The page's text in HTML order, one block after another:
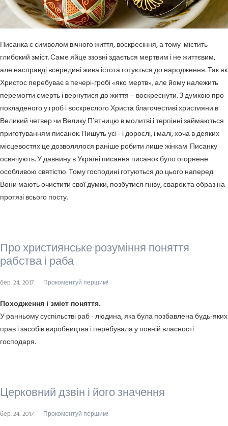
Писанка є символом вічного життя, воскресіння, а тому містить
глибокий зміст. Саме яйце ззовні здається мертвим і не життєвим,
але насправді всередині жива істота готується до народження. Так як
Христос перебуває в печері-гробі «яко мертв», але йому належить
перемогти смерть і вернутися до життя – воскреснути. З думкою про
покладеного у гроб і воскреслого Христа благочестиві християни в
Великий четвер чи Велику П’ятницю в молитві і терпінні займаються
приготуванням писанок. Пишуть усі - і дорослі, і малі, хоча в деяких
місцевостях це дозволялося раніше робити лише жінкам. Писанку
освячують. У давнину в Україні писання писанок було огорнене
особливою святістю. Тому господині готуються до цього наперед.
Вони мають очистити свої думки, позбутися гніву, сварок та образ на
протязі всього посту.
Про християнське розуміння поняття
рабства і раба
бер. 24, 2017 Прокоментуй першим!
Походження і зміст поняття.
У ранньому суспільстві раб - людина, яка була позбавлена будь-яких
прав і засобів виробництва і перебувала у повній власності
господаря.
Церковний дзвін і його значення
бер. 24, 2017 Прокоментуй першим!